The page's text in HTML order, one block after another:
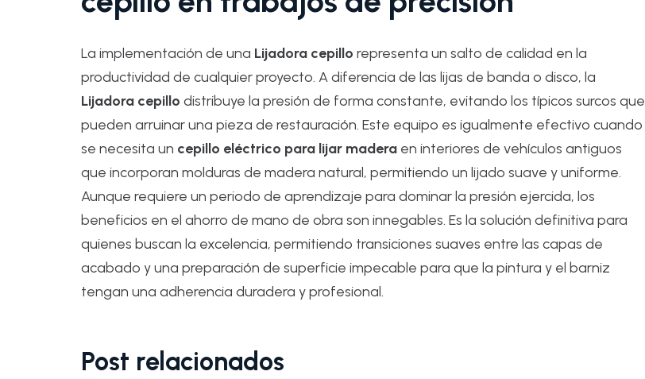
La implementación de una Lijadora cepillo representa un salto de calidad en la
productividad de cualquier proyecto. A diferencia de las lijas de banda o disco, la
Lijadora cepillo distribuye la presión de forma constante, evitando los típicos surcos que
pueden arruinar una pieza de restauración. Este equipo es igualmente efectivo cuando
se necesita un cepillo eléctrico para lijar madera en interiores de vehículos antiguos
que incorporan molduras de madera natural, permitiendo un lijado suave y uniforme.
Aunque requiere un periodo de aprendizaje para dominar la presión ejercida, los
beneficios en el ahorro de mano de obra son innegables. Es la solución definitiva para
quienes buscan la excelencia, permitiendo transiciones suaves entre las capas de
acabado y una preparación de superficie impecable para que la pintura y el barniz
tengan una adherencia duradera y profesional.
Post relacionados